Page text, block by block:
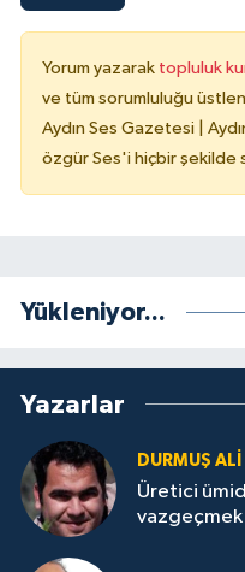
Yorum yazarak topluluk
ve tüm sorumluluğu
Aydın Ses Gazetesi |
özgür Ses'i hiçbir şekilde
Yükleniyor...
Yazarlar
DURMUŞ
Üretici
vazgeçmek